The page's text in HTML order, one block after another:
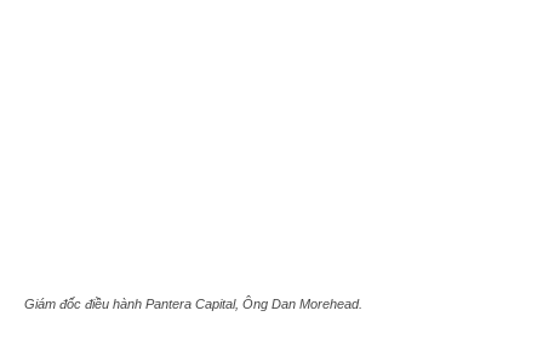
Giám đốc điều hành Pantera Capital, Ông Dan Morehead.